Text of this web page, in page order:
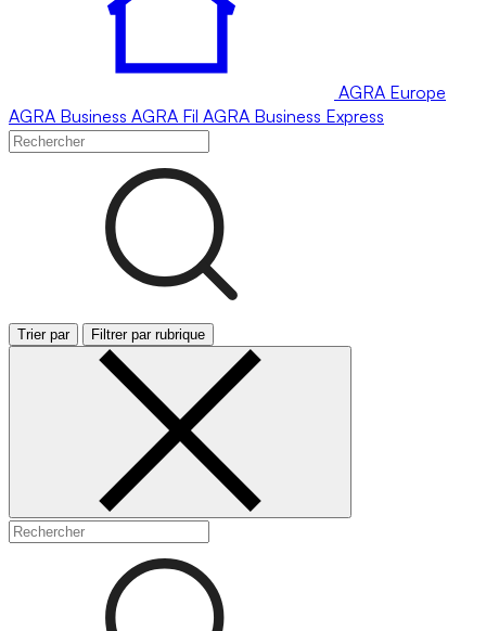
AGRA Europe
AGRA Business AGRA Fil AGRA Business Express
Trier par Filtrer par rubrique